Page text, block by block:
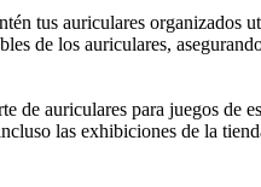
tus auriculares organizados
de los auriculares,
de auriculares para juegos de
las exhibiciones de la